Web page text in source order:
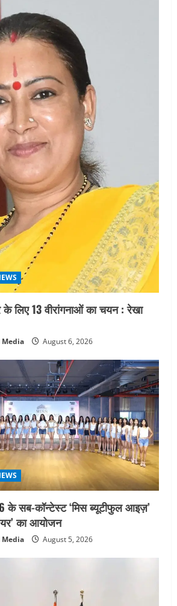
के लिए 13 वीरांगनाओं का चयन : रेखा
August 6, 2026
के सब-कॉन्टेस्ट ‘मिस ब्यूटीफुल आइज़’
का आयोजन
August 5, 2026